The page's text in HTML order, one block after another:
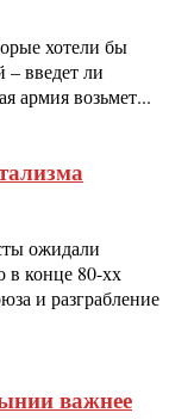
хотели бы
введет ли
армия возьмет...
ожидали
в конце 80-хх
и разграбление
важнее